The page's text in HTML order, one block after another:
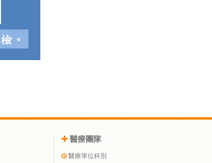
醫療團隊
醫療單位科別